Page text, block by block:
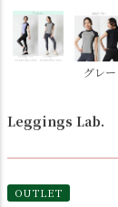
グレー
Leggings Lab.
OUTLET